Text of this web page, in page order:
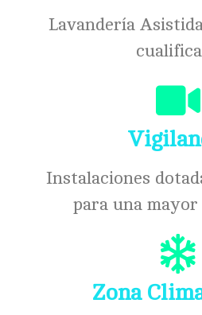
Lavandería
Instalaciones
para una mayor
Zona